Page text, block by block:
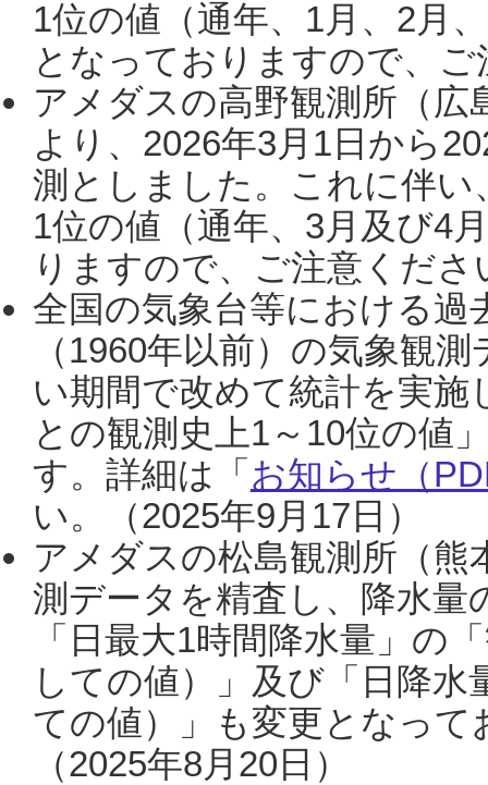
1位の値（通年、1月、2月
となっておりますので、
アメダスの高野観測所（
より、2026年3月1日から
測としました。これに伴い
1位の値（通年、3月及び4
りますので、ご注意くだ
全国の気象台等における過
（1960年以前）の気象観
い期間で改めて統計を実
との観測史上1～10位の値
す。詳細は「 お知らせ（
い。（2025年9月17日）
アメダスの松島観測所（熊
測データを精査し、降水
「日最大1時間降水量」の
しての値）」及び「日降
ての値）」も変更となっ
（2025年8月20日）